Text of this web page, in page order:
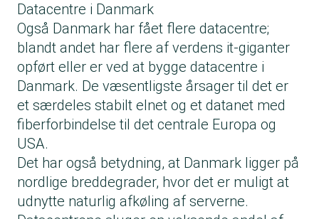
Datacentre i Danmark
Også Danmark har fået flere datacentre;
blandt andet har flere af verdens it-giganter
opført eller er ved at bygge datacentre i
Danmark. De væsentligste årsager til det er
et særdeles stabilt elnet og et datanet med
fiberforbindelse til det centrale Europa og
USA.
Det har også betydning, at Danmark ligger på
nordlige breddegrader, hvor det er muligt at
udnytte naturlig afkøling af serverne.